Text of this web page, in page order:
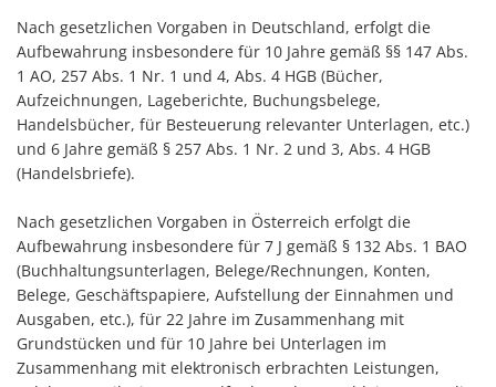
Nach gesetzlichen Vorgaben in Deutschland, erfolgt die
Aufbewahrung insbesondere für 10 Jahre gemäß §§ 147 Abs.
1 AO, 257 Abs. 1 Nr. 1 und 4, Abs. 4 HGB (Bücher,
Aufzeichnungen, Lageberichte, Buchungsbelege,
Handelsbücher, für Besteuerung relevanter Unterlagen, etc.)
und 6 Jahre gemäß § 257 Abs. 1 Nr. 2 und 3, Abs. 4 HGB
(Handelsbriefe).
Nach gesetzlichen Vorgaben in Österreich erfolgt die
Aufbewahrung insbesondere für 7 J gemäß § 132 Abs. 1 BAO
(Buchhaltungsunterlagen, Belege/Rechnungen, Konten,
Belege, Geschäftspapiere, Aufstellung der Einnahmen und
Ausgaben, etc.), für 22 Jahre im Zusammenhang mit
Grundstücken und für 10 Jahre bei Unterlagen im
Zusammenhang mit elektronisch erbrachten Leistungen,